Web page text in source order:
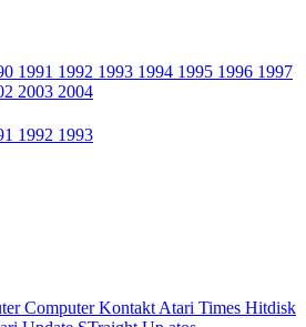
1991 1992 1993 1994 1995 1996 1997
2003 2004
1992 1993
Computer Kontakt Atari Times Hitdisk